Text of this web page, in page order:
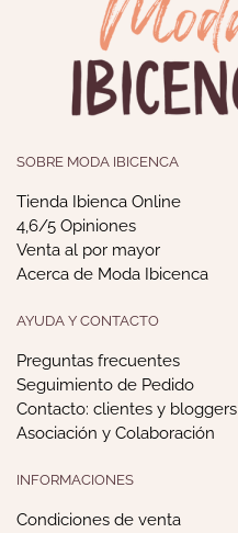
SOBRE MODA IBICENCA
Tienda Ibienca Online
4,6/5 Opiniones
Venta al por mayor
Acerca de Moda Ibicenca
AYUDA Y CONTACTO
Preguntas frecuentes
Seguimiento de Pedido
Contacto: clientes y bloggers
Asociación y Colaboración
INFORMACIONES
Condiciones de venta